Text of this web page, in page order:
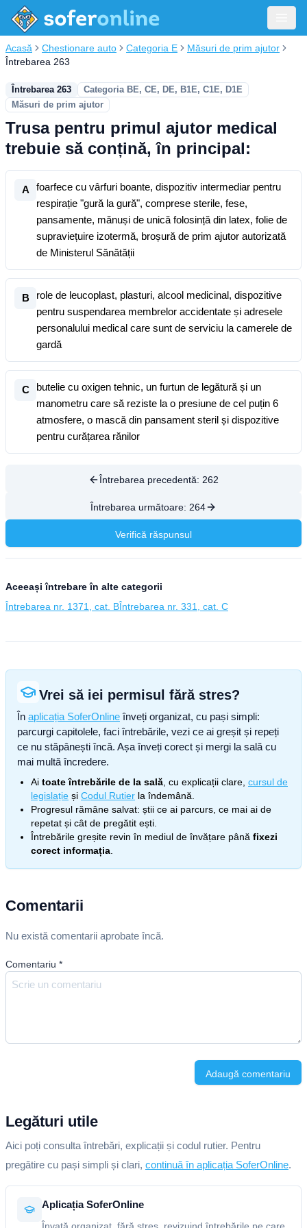
Acasă Chestionare auto Categoria E
Măsuri de prim ajutor
Întrebarea 263
Întrebarea 263
Categoria BE, CE, DE, B1E, C1E, D1E
Măsuri de prim ajutor
Trusa pentru primul ajutor medical
trebuie să conțină, în principal:
A
foarfece cu vârfuri boante, dispozitiv intermediar pentru
respirație "gură la gură", comprese sterile, fese,
pansamente, mănuși de unică folosință din latex, folie de
supraviețuire izotermă, broșură de prim ajutor autorizată
de Ministerul Sănătății
B
role de leucoplast, plasturi, alcool medicinal, dispozitive
pentru suspendarea membrelor accidentate și adresele
personalului medical care sunt de serviciu la camerele de
gardă
C
butelie cu oxigen tehnic, un furtun de legătură și un
manometru care să reziste la o presiune de cel puțin 6
atmosfere, o mască din pansament steril și dispozitive
pentru curățarea rănilor
Întrebarea precedentă: 262
Întrebarea următoare: 264
Verifică răspunsul
Aceeași întrebare în alte categorii
Întrebarea nr. 1371, cat. BÎntrebarea nr. 331, cat. C
Vrei să iei permisul fără stres?
În aplicația SoferOnline înveți organizat, cu pași simpli:
parcurgi capitolele, faci întrebările, vezi ce ai greșit și repeți
ce nu stăpânești încă. Așa înveți corect și mergi la sală cu
mai multă încredere.
Ai toate întrebările de la sală , cu explicații clare, cursul de
legislație și Codul Rutier la îndemână.
Progresul rămâne salvat: știi ce ai parcurs, ce mai ai de
repetat și cât de pregătit ești.
Întrebările greșite revin în mediul de învățare până fixezi
corect informația
Comentarii
Nu există comentarii aprobate încă.
Comentariu *
Adaugă comentariu
Legături utile
Aici poți consulta întrebări, explicații și codul rutier. Pentru
pregătire cu pași simpli și clari, continuă în aplicația SoferOnline.
Aplicația SoferOnline